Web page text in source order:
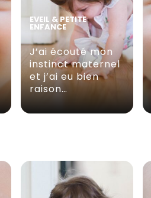
EVEIL & PETITE
ENFANCE
J’ai écouté mon
instinct maternel
et j’ai eu bien
raison…